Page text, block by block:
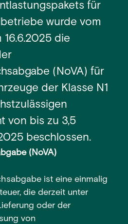
für
wurde vom
16.6.2025 die
(NoVA) für
der Klasse N1
von bis zu 3,5
beschlossen.
(NoVA)
ist eine einmalig
die derzeit unter
oder der
von